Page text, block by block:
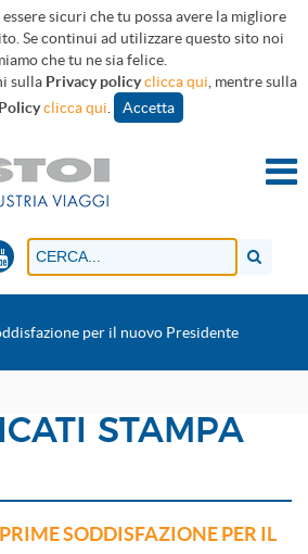
sicuri che tu possa avere la migliore
Se continui ad utilizzare questo sito noi
che tu ne sia felice.
sulla Privacy policyclicca qui , mentre sulla
clicca qui Accetta
per il nuovo Presidente
STAMPA
SODDISFAZIONE PER IL